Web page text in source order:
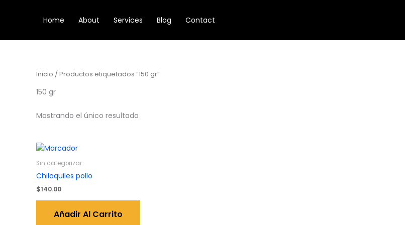
Home About Services Blog Contact
Inicio / Productos etiquetados “150 gr”
150 gr
Mostrando el único resultado
Sin categorizar
Chilaquiles pollo
$140.00
Añadir Al Carrito